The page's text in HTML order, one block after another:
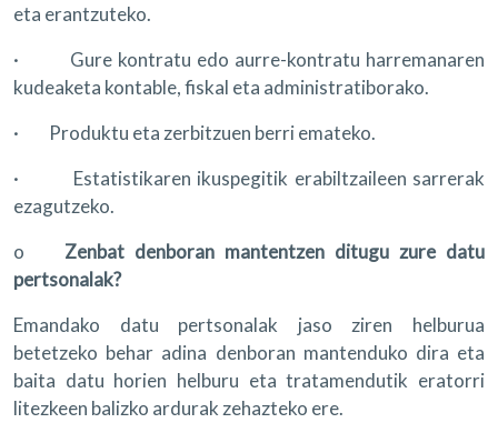
eta erantzuteko.
· Gure kontratu edo aurre-kontratu harremanaren
kudeaketa kontable, fiskal eta administratiborako.
· Produktu eta zerbitzuen berri emateko.
· Estatistikaren ikuspegitik erabiltzaileen sarrerak
ezagutzeko.
o Zenbat denboran mantentzen ditugu zure datu
pertsonalak?
Emandako datu pertsonalak jaso ziren helburua
betetzeko behar adina denboran mantenduko dira eta
baita datu horien helburu eta tratamendutik eratorri
litezkeen balizko ardurak zehazteko ere.